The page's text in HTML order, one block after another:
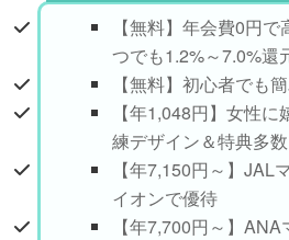
【無料】年会費0円
つでも1.2%～7.0%還
【無料】初心者でも
【年1,048円】女性
練デザイン＆特典多数
【年7,150円～】JAL
イオンで優待
【年7,700円～】